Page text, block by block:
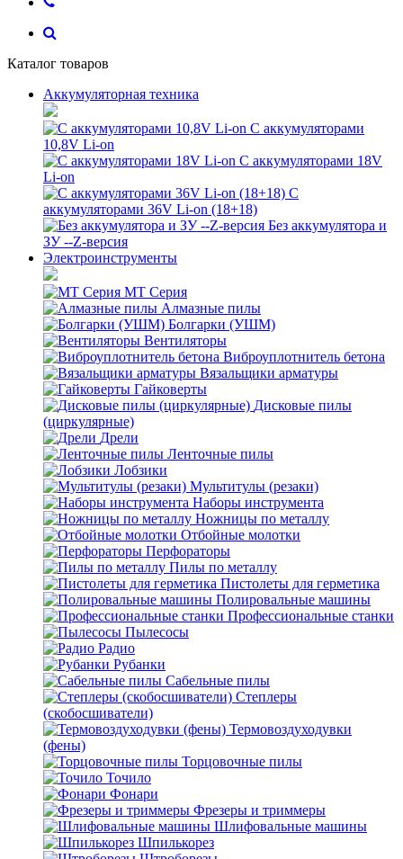
Каталог товаров
Аккумуляторная техника
С аккумуляторами
10,8V Li-on
С аккумуляторами 18V
Li-on
С
аккумуляторами 36V Li-on (18+18)
Без аккумулятора и
ЗУ --Z-версия
Электроинструменты
MT Серия
Алмазные пилы
Болгарки (УШМ)
Вентиляторы
Виброуплотнитель бетона
Вязальщики арматуры
Гайковерты
Дисковые пилы
(циркулярные)
Дрели
Ленточные пилы
Лобзики
Мультитулы (резаки)
Наборы инструмента
Ножницы по металлу
Отбойные молотки
Перфораторы
Пилы по металлу
Пистолеты для герметика
Полировальные машины
Профессиональные станки
Пылесосы
Радио
Рубанки
Сабельные пилы
Степлеры
(скобосшиватели)
Термовоздуходувки
(фены)
Торцовочные пилы
Точило
Фонари
Фрезеры и триммеры
Шлифовальные машины
Шпилькорез